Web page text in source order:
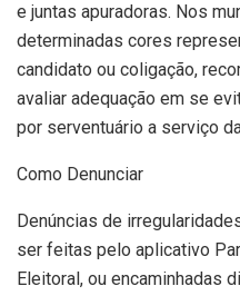
e juntas apuradoras. Nos
determinadas cores
candidato ou coligação,
avaliar adequação em se
por serventuário a serviço
Como Denunciar
Denúncias de
ser feitas pelo aplicativo
Eleitoral, ou encaminhadas